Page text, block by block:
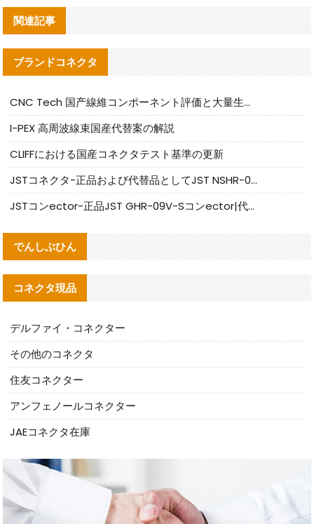
関連記事
ブランドコネクタ
CNC Tech 国产線維コンポーネント評価と大量生産適合ガイド
I-PEX 高周波線束国産代替案の解説
CLIFFにおける国産コネクタテスト基準の更新
JSTコネクタ-正品および代替品としてJST NSHR-02V-Sコネクタを提供します
JSTコンector-正品JST GHR-09V-Sコンector|代替品提供
でんしぶひん
コネクタ現品
デルファイ・コネクター
その他のコネクタ
住友コネクター
アンフェノールコネクター
JAEコネクタ在庫